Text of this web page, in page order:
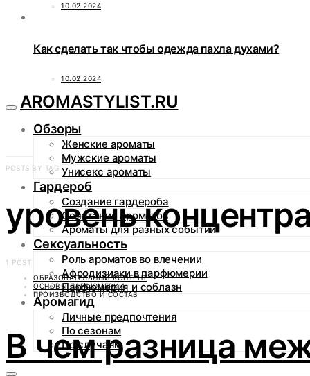
10.02.2024
Как сделать так чтобы одежда пахла духами?
10.02.2024
AROMASTYLIST.RU
Обзоры
Женские ароматы
Мужские ароматы
Унисекс ароматы
Гардероб
Создание гардероба
Сочетание ароматов
Ароматы для разных событий
Сексуальность
Роль ароматов во влечении
Афродизиаки в парфюмерии
Парфюмерия и соблазн
Аромагид
Личные предпочтения
По сезонам
По случаям
POSTS BY TAG
уровень
1 POST
ОБРАЗОВАТЕЛЬНЫЙ КОНТЕНТ
ОСНОВЫ ПАРФЮМЕРИИ
ПРОИЗВОДСТВО И СОСТАВ
В чем разница